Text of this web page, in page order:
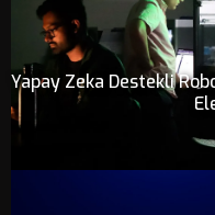
Yapay Zeka Destekli